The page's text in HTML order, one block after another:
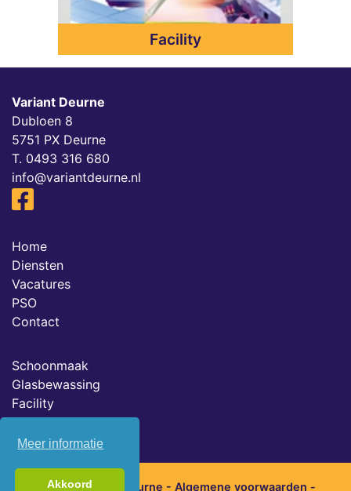
Meer informatie
Akkoord
Facility
Variant Deurne
Dubloen 8
5751 PX Deurne
T. 0493 316 680
info@variantdeurne.nl
Home
Diensten
Vacatures
PSO
Contact
Schoonmaak
Glasbewassing
Facility
2026 © Variant Deurne - Algemene voorwaarden -